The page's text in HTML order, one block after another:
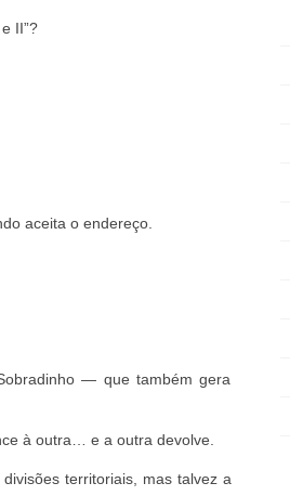
II”?
aceita o endereço.
— que também gera
à outra… e a outra devolve.
territoriais, mas talvez a